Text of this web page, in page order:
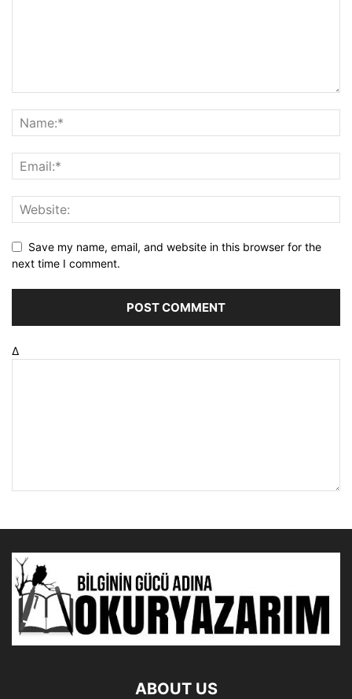
Save my name, email, and website in this browser for the
next time I comment.
Δ
ABOUT US